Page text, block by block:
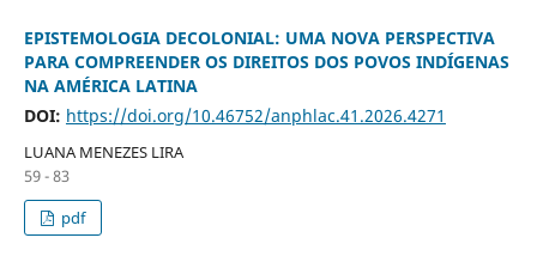
EPISTEMOLOGIA DECOLONIAL: UMA NOVA PERSPECTIVA
PARA COMPREENDER OS DIREITOS DOS POVOS INDÍGENAS
NA AMÉRICA LATINA
DOI: https://doi.org/10.46752/anphlac.41.2026.4271
LUANA MENEZES LIRA
59 - 83
pdf